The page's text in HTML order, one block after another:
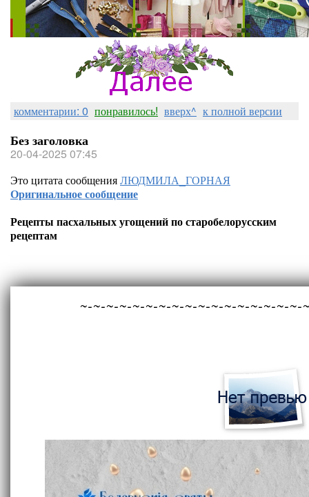
комментарии: 0 понравилось! вверх^ к полной версии
Без заголовка
20-04-2025 07:45
Это цитата сообщенияЛЮДМИЛА_ГОРНАЯ
Оригинальное сообщение
Рецепты пасхальных угощений по старобелорусским
рецептам
~-~-~-~-~-~-~-~-~-~-~-~-~-~-~-~-